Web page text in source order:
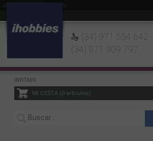
(34) 971 554 642 -
(34) 971 909 797
INVITADO
MI CESTA 0artículos